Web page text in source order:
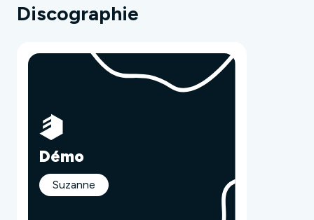
Discographie
Démo
Suzanne